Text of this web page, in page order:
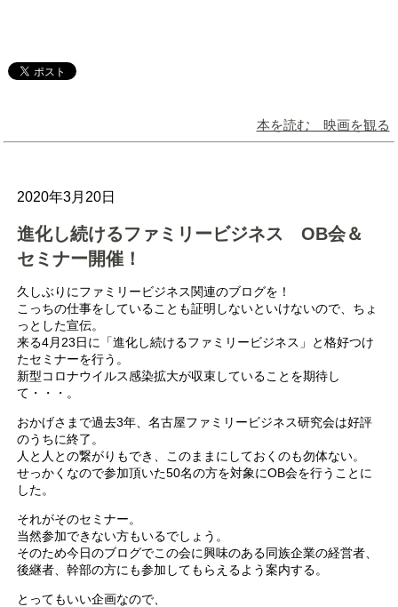
本を読む 映画を観る
2020年3月20日
進化し続けるファミリービジネス OB会＆
セミナー開催！
久しぶりにファミリービジネス関連のブログを！
こっちの仕事をしていることも証明しないといけないので、ちょ
っとした宣伝。
来る4月23日に「進化し続けるファミリービジネス」と格好つけ
たセミナーを行う。
新型コロナウイルス感染拡大が収束していることを期待し
て・・・。
おかげさまで過去3年、名古屋ファミリービジネス研究会は好評
のうちに終了。
人と人との繋がりもでき、このままにしておくのも勿体ない。
せっかくなので参加頂いた50名の方を対象にOB会を行うことに
した。
それがそのセミナー。
当然参加できない方もいるでしょう。
そのため今日のブログでこの会に興味のある同族企業の経営者、
後継者、幹部の方にも参加してもらえるよう案内する。
とってもいい企画なので、